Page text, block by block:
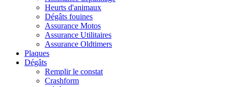
Heurts d'animaux
Dégâts fouines
Assurance Motos
Assurance Utilitaires
Assurance Oldtimers
Plaques
Dégâts
Remplir le constat
Crashform